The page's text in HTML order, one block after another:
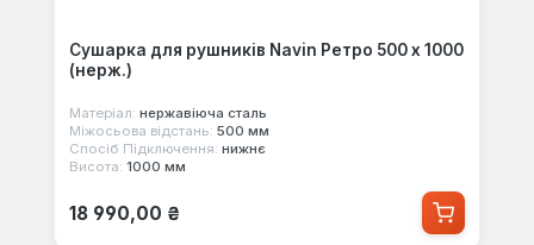
Сушарка для рушників Navin Ретро 500 х 1000
(нерж.)
Матеріал: нержавіюча сталь
Міжосьова відстань: 500 мм
Спосіб Підключення: нижнє
Висота: 1000 мм
Звичайна ціна:
18 990,00 ₴